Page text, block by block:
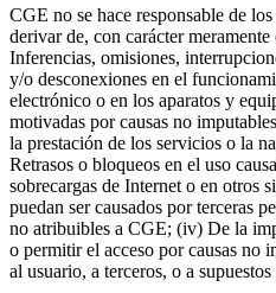
CGE no se hace responsable de
derivar de, con carácter
Inferencias, omisiones,
y/o desconexiones en el
electrónico o en los aparatos y
motivadas por causas no
la prestación de los servicios o la
Retrasos o bloqueos en el uso
sobrecargas de Internet o en otros
puedan ser causados por terceras
no atribuibles a CGE; (iv) De la
o permitir el acceso por causas no
al usuario, a terceros, o a